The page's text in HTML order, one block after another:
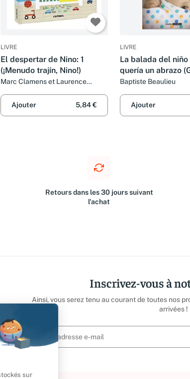
LIVRE
El despertar de Nino: 1
(¡Menudo trajín, Nino!)
Marc Clamens et Laurence
Ajouter
5,84 €
LIVRE
La balada del niño
quería un abrazo
Narrativa)
Baptiste Beaulieu
Ajouter
Retours dans les 30 jours suivant
l'achat
Inscrivez-vous à
Ainsi, vous serez tenu au courant de toutes nos
arrivées !